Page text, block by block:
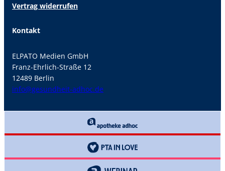
Vertrag widerrufen
Kontakt
ELPATO Medien GmbH
Franz-Ehrlich-Straße 12
12489 Berlin
info@gesundheit-adhoc.de